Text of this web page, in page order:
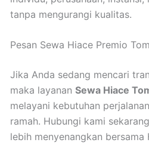
tanpa mengurangi kualitas.
Pesan Sewa Hiace Premio
Jika Anda sedang mencari
maka layanan Sewa Hiace
melayani kebutuhan
ramah. Hubungi kami
lebih menyenangkan bersama